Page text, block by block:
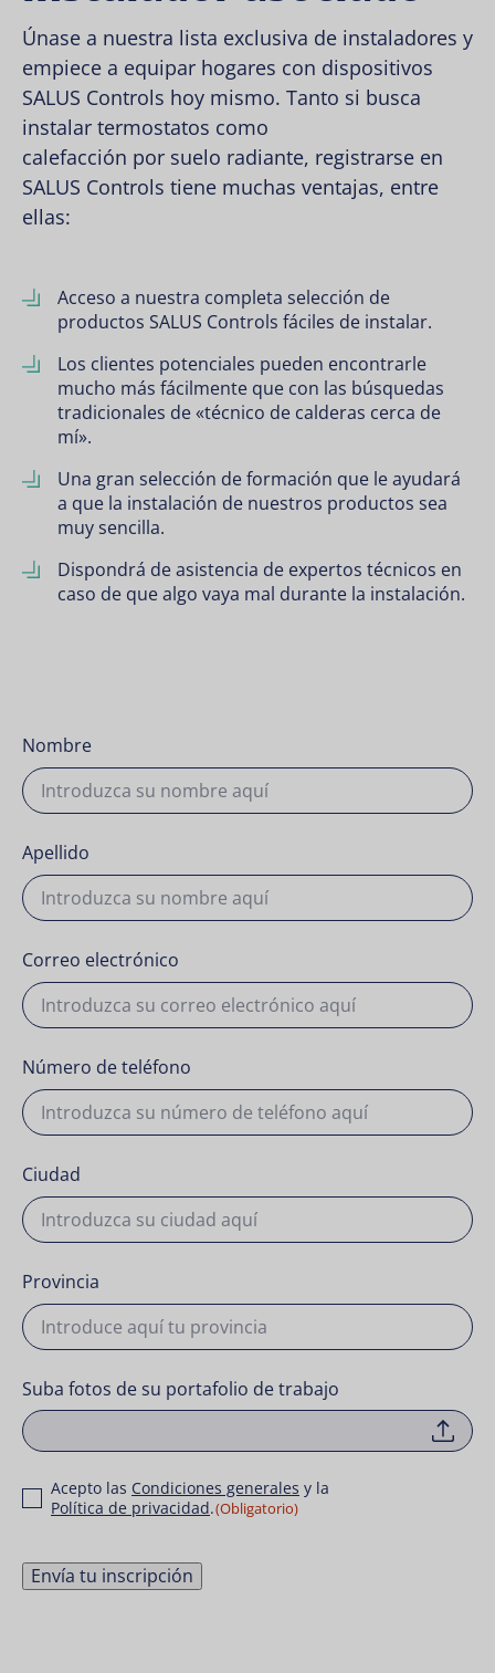
Únase a nuestra lista exclusiva de instaladores y
empiece a equipar hogares con dispositivos
SALUS Controls hoy mismo. Tanto si busca
instalar termostatos como
calefacción por suelo radiante, registrarse en
SALUS Controls tiene muchas ventajas, entre
ellas:
Acceso a nuestra completa selección de
productos SALUS Controls fáciles de instalar.
Los clientes potenciales pueden encontrarle
mucho más fácilmente que con las búsquedas
tradicionales de «técnico de calderas cerca de
mí».
Una gran selección de formación que le ayudará
a que la instalación de nuestros productos sea
muy sencilla.
Dispondrá de asistencia de expertos técnicos en
caso de que algo vaya mal durante la instalación.
Nombre
Apellido
Correo electrónico
Número de teléfono
Ciudad
Provincia
Suba fotos de su portafolio de trabajo
Consentimiento
Acepto las Condiciones generales y la
Política de privacidad.(Obligatorio)
Envía tu inscripción